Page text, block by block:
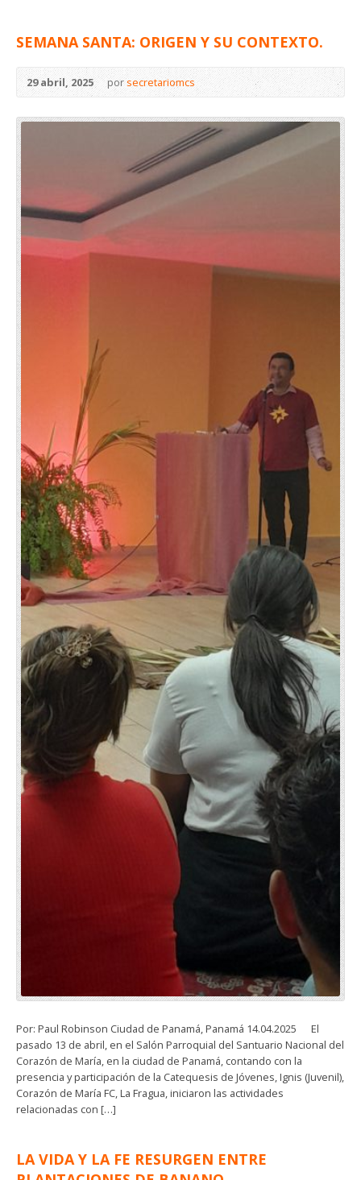
SEMANA SANTA: ORIGEN Y SU CONTEXTO.
29 abril, 2025 porsecretariomcs
Por: Paul Robinson Ciudad de Panamá, Panamá 14.04.2025 El
pasado 13 de abril, en el Salón Parroquial del Santuario Nacional del
Corazón de María, en la ciudad de Panamá, contando con la
presencia y participación de la Catequesis de Jóvenes, Ignis (Juvenil),
Corazón de María FC, La Fragua, iniciaron las actividades
relacionadas con […]
LA VIDA Y LA FE RESURGEN ENTRE